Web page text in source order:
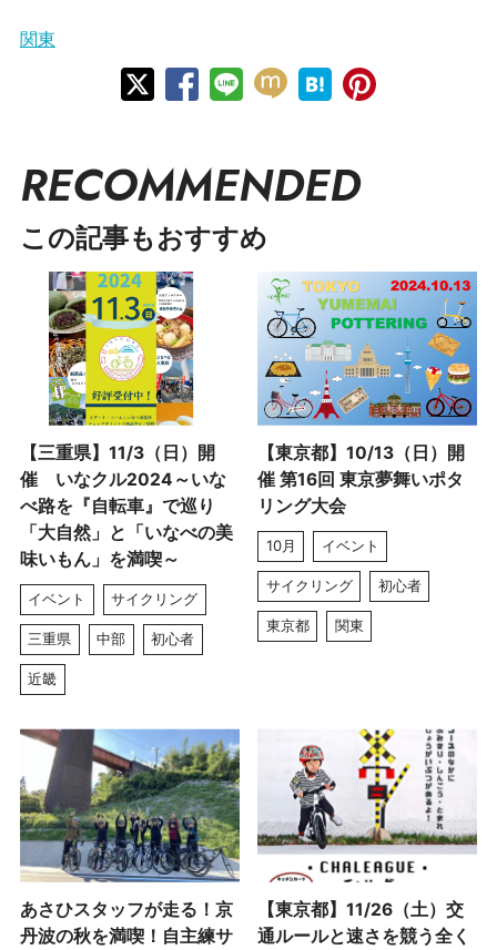
関東
RECOMMENDED
この記事もおすすめ
【三重県】11/3（日）開
催 いなクル2024～いな
べ路を『自転車』で巡り
「大自然」と「いなべの美
味いもん」を満喫～
イベント サイクリング
三重県 中部 初心者
近畿
【東京都】10/13（日）開
催 第16回 東京夢舞いポタ
リング大会
10月 イベント
サイクリング 初心者
東京都 関東
あさひスタッフが走る！京
丹波の秋を満喫！自主練サ
【東京都】11/26（土）交
通ルールと速さを競う全く